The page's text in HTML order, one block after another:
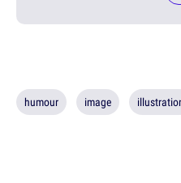
humour image